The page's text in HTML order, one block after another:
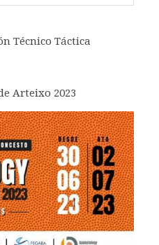
Técnico Táctica
Arteixo 2023